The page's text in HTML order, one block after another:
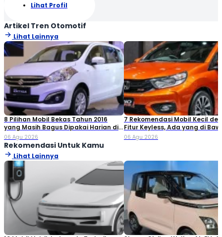
Lihat Profil
Artikel Tren Otomotif
Lihat Lainnya
8 Pilihan Mobil Bekas Tahun 2016
yang Masih Bagus Dipakai Harian di
2026
06 Agu 2026
7 Rekomendasi Mobil Kecil
Fitur Keyless, Ada yang di
Rp80 Juta!
06 Agu 2026
Rekomendasi Untuk Kamu
Lihat Lainnya